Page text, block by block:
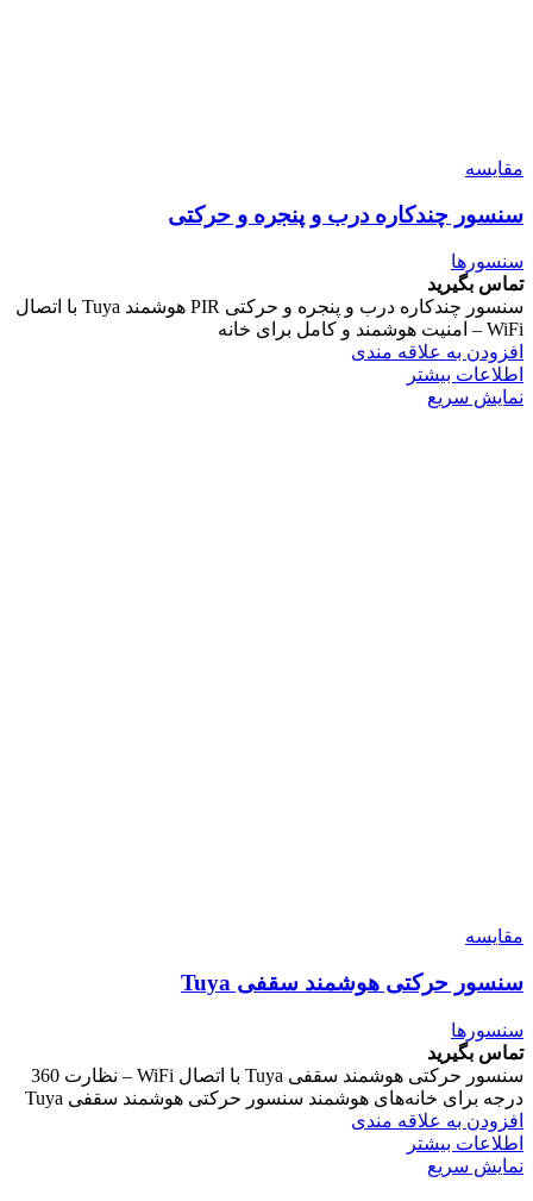
مقایسه
سنسور چندکاره درب و پنجره و حرکتی
سنسورها
تماس بگیرید
سنسور چندکاره درب و پنجره و حرکتی PIR هوشمند Tuya با اتصال
WiFi – امنیت هوشمند و کامل برای خانه
افزودن به علاقه مندی
اطلاعات بیشتر
نمایش سریع
مقایسه
سنسور حرکتی هوشمند سقفی Tuya
سنسورها
تماس بگیرید
سنسور حرکتی هوشمند سقفی Tuya با اتصال WiFi – نظارت 360
درجه برای خانه‌های هوشمند سنسور حرکتی هوشمند سقفی Tuya
افزودن به علاقه مندی
اطلاعات بیشتر
نمایش سریع